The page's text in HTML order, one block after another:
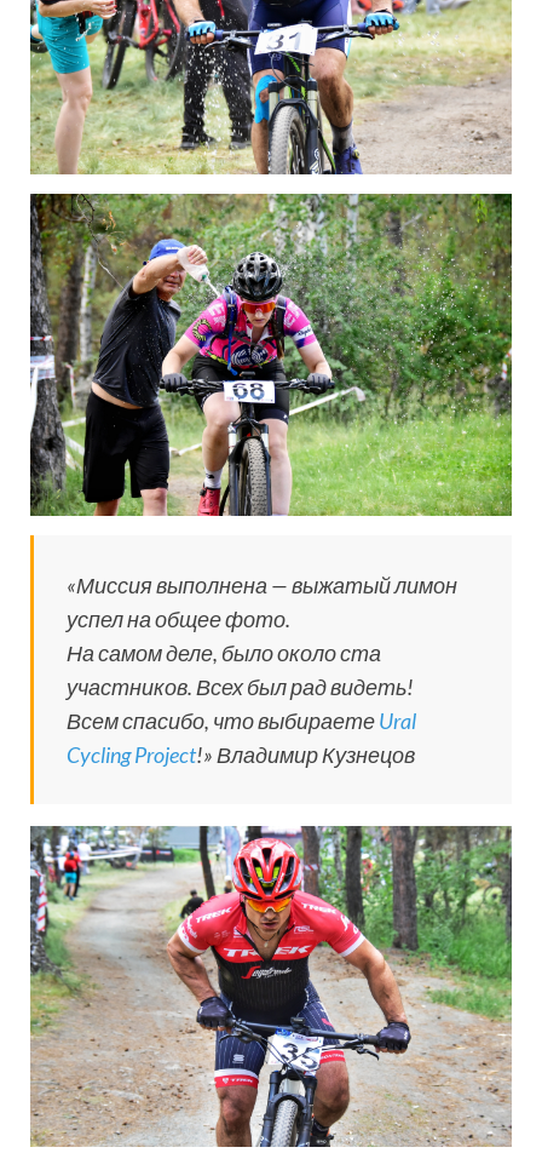
«Миссия выполнена — выжатый лимон
успел на общее фото.
На самом деле, было около ста
участников. Всех был рад видеть!
Всем спасибо, что выбираетеUral
Cycling Project!» Владимир Кузнецов